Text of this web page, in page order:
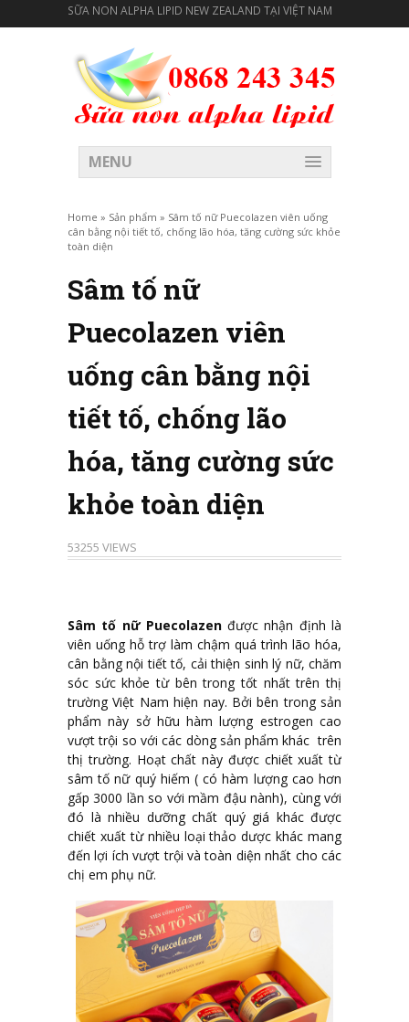
SỮA NON ALPHA LIPID NEW ZEALAND TẠI VIỆT NAM
MENU
Home » Sản phẩm » Sâm tố nữ Puecolazen viên uống
cân bằng nội tiết tố, chống lão hóa, tăng cường sức khỏe
toàn diện
Sâm tố nữ
Puecolazen viên
uống cân bằng nội
tiết tố, chống lão
hóa, tăng cường sức
khỏe toàn diện
53255 VIEWS
Sâm tố nữ Puecolazenđược nhận định là
viên uống hỗ trợ làm chậm quá trình lão hóa,
cân bằng nội tiết tố, cải thiện sinh lý nữ, chăm
sóc sức khỏe từ bên trong tốt nhất trên thị
trường Việt Nam hiện nay. Bởi bên trong sản
phẩm này sở hữu hàm lượng estrogen cao
vượt trội so với các dòng sản phẩm khác trên
thị trường. Hoạt chất này được chiết xuất từ
sâm tố nữ quý hiếm ( có hàm lượng cao hơn
gấp 3000 lần so với mầm đậu nành), cùng với
đó là nhiều dưỡng chất quý giá khác được
chiết xuất từ nhiều loại thảo dược khác mang
đến lợi ích vượt trội và toàn diện nhất cho các
chị em phụ nữ.